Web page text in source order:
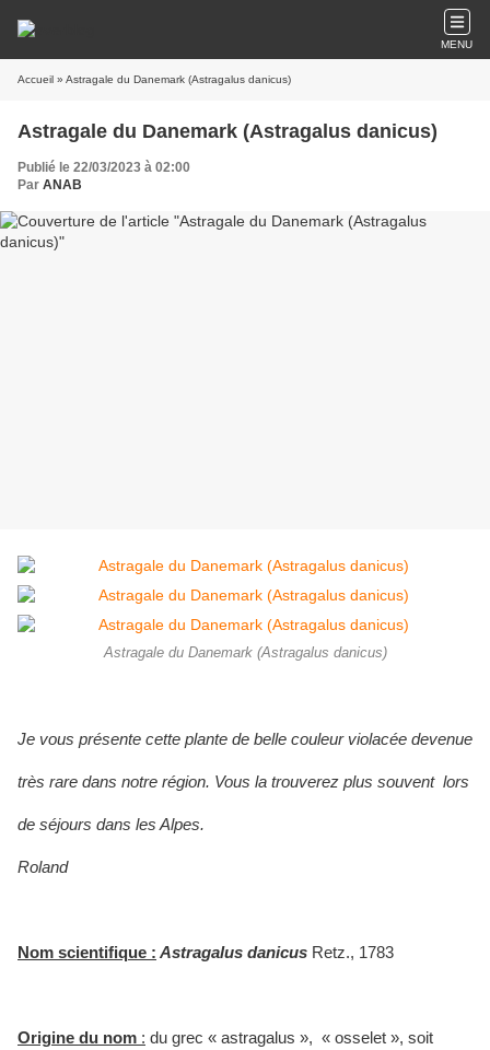
MENU
Accueil » Astragale du Danemark (Astragalus danicus)
Astragale du Danemark (Astragalus danicus)
Publié le 22/03/2023 à 02:00
Par ANAB
Astragale du Danemark (Astragalus danicus)
Je vous présente cette plante de belle couleur violacée devenue
très rare dans notre région. Vous la trouverez plus souvent lors
de séjours dans les Alpes.
Roland
Nom scientifique : Astragalus danicus Retz., 1783
Origine du nom : du grec « astragalus », « osselet », soit